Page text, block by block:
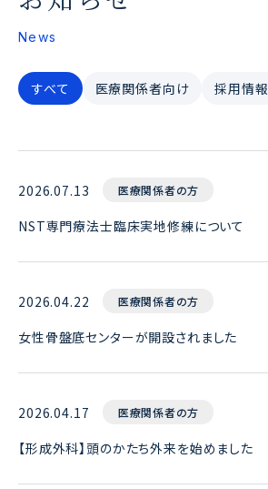
News
すべて 医療関係者向け 採用情報
2026.07.13 医療関係者の方
NST専門療法士臨床実地修練について
2026.04.22 医療関係者の方
女性骨盤底センターが開設されました
2026.04.17 医療関係者の方
【形成外科】頭のかたち外来を始めました